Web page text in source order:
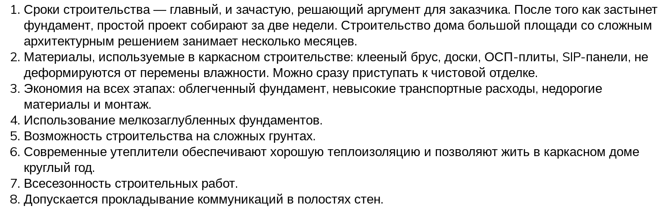
Сроки строительства — главный, и зачастую, решающий аргумент для заказчика. После того как застынет
фундамент, простой проект собирают за две недели. Строительство дома большой площади со сложным
архитектурным решением занимает несколько месяцев.
Материалы, используемые в каркасном строительстве: клееный брус, доски, ОСП-плиты, SIP-панели, не
деформируются от перемены влажности. Можно сразу приступать к чистовой отделке.
Экономия на всех этапах: облегченный фундамент, невысокие транспортные расходы, недорогие
материалы и монтаж.
Использование мелкозаглубленных фундаментов.
Возможность строительства на сложных грунтах.
Современные утеплители обеспечивают хорошую теплоизоляцию и позволяют жить в каркасном доме
круглый год.
Всесезонность строительных работ.
Допускается прокладывание коммуникаций в полостях стен.